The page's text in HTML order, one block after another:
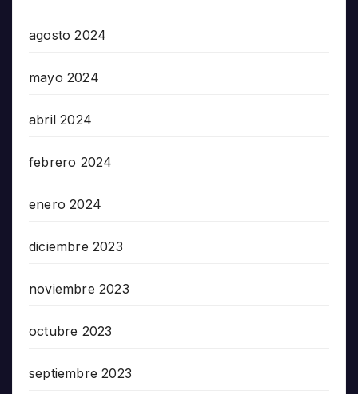
agosto 2024
mayo 2024
abril 2024
febrero 2024
enero 2024
diciembre 2023
noviembre 2023
octubre 2023
septiembre 2023